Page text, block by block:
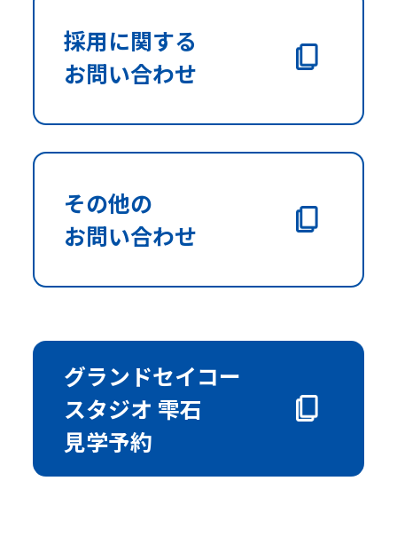
採用に関する
お問い合わせ
その他の
お問い合わせ
グランドセイコー
スタジオ 雫石
見学予約